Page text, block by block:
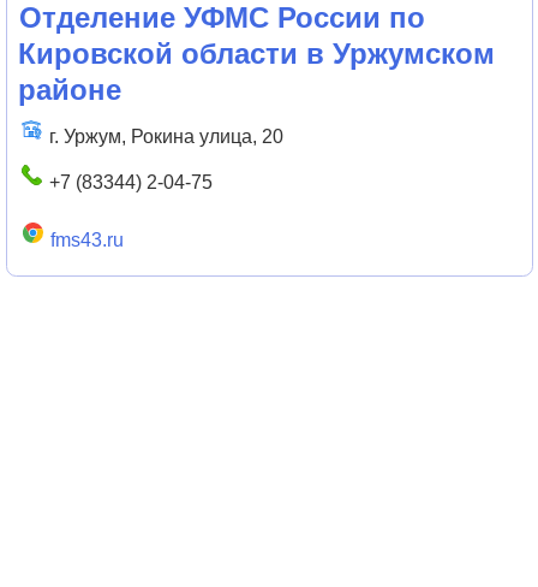
Отделение УФМС России по
Кировской области в Уржумском
районе
г. Уржум, Рокина улица, 20
+7 (83344) 2-04-75
fms43.ru